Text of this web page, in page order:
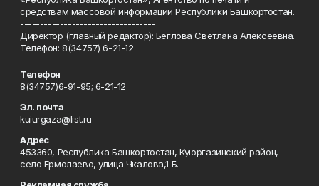
средствам массовой информации Республики Башкортостан.
----------------------------------
Директор (главный редактор): Беглова Светлана Алексеевна.
Телефон: 8(34757) 6-21-12
Телефон
8(34757)6-91-95; 6-21-12
Эл. почта
kuiurgaza@list.ru
Адрес
453360, Республика Башкортостан, Куюргазинский район,
село Ермолаево, улица Чкалова,1 Б.